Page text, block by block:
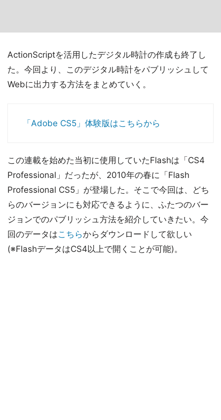
ActionScriptを活用したデジタル時計の作成も終了し
た。今回より、このデジタル時計をパブリッシュして
Webに出力する方法をまとめていく。
「Adobe CS5」体験版はこちらから
この連載を始めた当初に使用していたFlashは「CS4
Professional」だったが、2010年の春に「Flash
Professional CS5」が登場した。そこで今回は、どち
らのバージョンにも対応できるように、ふたつのバー
ジョンでのパブリッシュ方法を紹介していきたい。今
回のデータはこちらからダウンロードして欲しい
(※FlashデータはCS4以上で開くことが可能)。